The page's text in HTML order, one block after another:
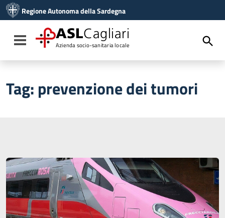
Vai al menu di navigazione
Vai al footer
Regione Autonoma della Sardegna
Toggle navigation
ASLCagliari
Azienda socio-sanitaria locale
Tag: prevenzione dei tumori